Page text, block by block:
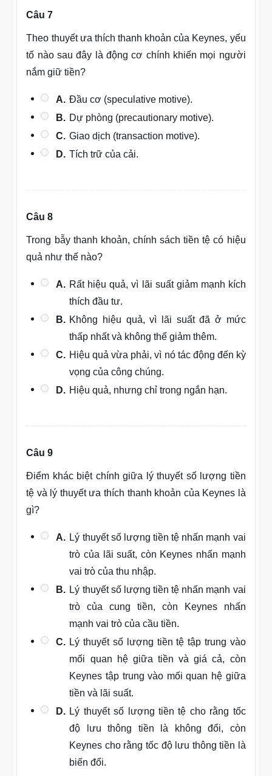
Câu 7
Theo thuyết ưa thích thanh khoản của Keynes, yếu
tố nào sau đây là động cơ chính khiến mọi người
nắm giữ tiền?
A. Đầu cơ (speculative motive).
B. Dự phòng (precautionary motive).
C. Giao dịch (transaction motive).
D. Tích trữ của cải.
Câu 8
Trong bẫy thanh khoản, chính sách tiền tệ có hiệu
quả như thế nào?
A. Rất hiệu quả, vì lãi suất giảm mạnh kích
thích đầu tư.
B. Không hiệu quả, vì lãi suất đã ở mức
thấp nhất và không thể giảm thêm.
C. Hiệu quả vừa phải, vì nó tác động đến kỳ
vọng của công chúng.
D. Hiệu quả, nhưng chỉ trong ngắn hạn.
Câu 9
Điểm khác biệt chính giữa lý thuyết số lượng tiền
tệ và lý thuyết ưa thích thanh khoản của Keynes là
gì?
A. Lý thuyết số lượng tiền tệ nhấn mạnh vai
trò của lãi suất, còn Keynes nhấn mạnh
vai trò của thu nhập.
B. Lý thuyết số lượng tiền tệ nhấn mạnh vai
trò của cung tiền, còn Keynes nhấn
mạnh vai trò của cầu tiền.
C. Lý thuyết số lượng tiền tệ tập trung vào
mối quan hệ giữa tiền và giá cả, còn
Keynes tập trung vào mối quan hệ giữa
tiền và lãi suất.
D. Lý thuyết số lượng tiền tệ cho rằng tốc
độ lưu thông tiền là không đổi, còn
Keynes cho rằng tốc độ lưu thông tiền là
biến đổi.